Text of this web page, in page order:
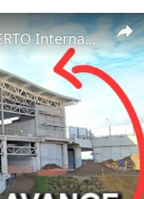
ASÍ AVANZA la AMPLIACIÓN DEL AEROPUERTO Internacional DE QUITO ?? | 35+% LISTO ✅